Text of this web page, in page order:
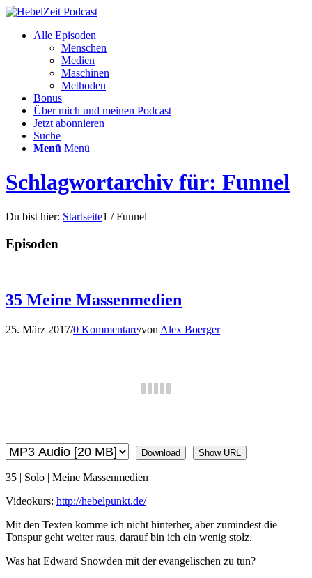
Alle Episoden
Menschen
Medien
Maschinen
Methoden
Bonus
Über mich und meinen Podcast
Jetzt abonnieren
Suche
Menü Menü
Schlagwortarchiv für: Funnel
Du bist hier: Startseite1 / Funnel
Episoden
35 Meine Massenmedien
25. März 2017/0 Kommentare/von Alex Boerger
Download Show URL
35 | Solo | Meine Massenmedien
Videokurs: http://hebelpunkt.de/
Mit den Texten komme ich nicht hinterher, aber zumindest die
Tonspur geht weiter raus, darauf bin ich ein wenig stolz.
Was hat Edward Snowden mit der evangelischen zu tun?